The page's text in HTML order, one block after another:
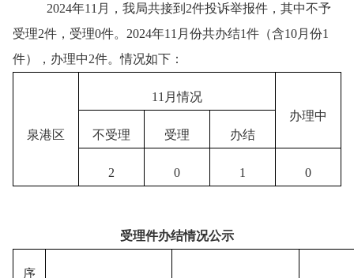
2024年11 月，我局共接到 2件投诉举报件，其中不予
受理2件，受理0件。 2024年11月 份共办结1件 （含10月份1
件）
，办理中2件。情况如下：
泉港区
11 月情况
办理中
不受理
受理 办结
2 0 1 0
受理件办结情况公示
序